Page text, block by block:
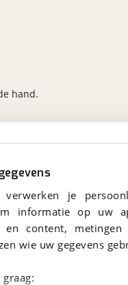
verwerken je
informatie op
en content,
wie uw gegevens
hand.